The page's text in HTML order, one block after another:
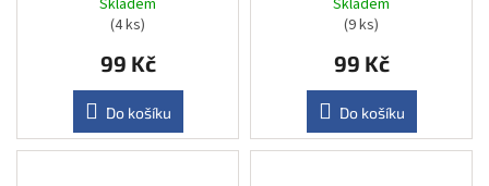
Skladem
(4 ks)
99 Kč
Do košíku
Skladem
(9 ks)
99 Kč
Do košíku